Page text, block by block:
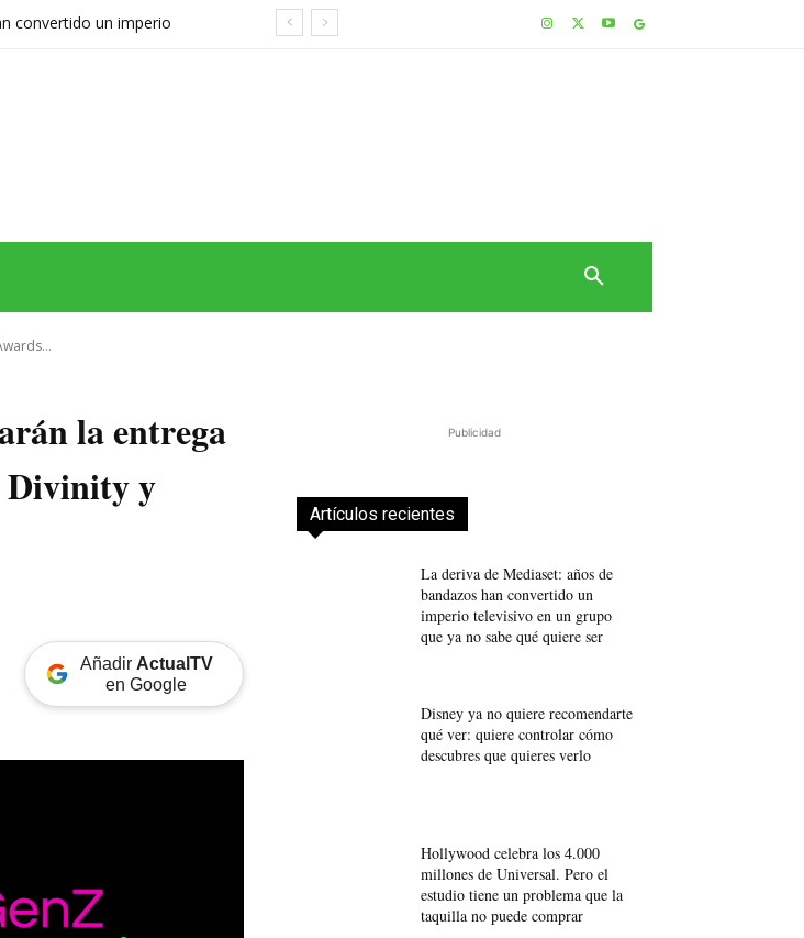
convertido un imperio
la entrega
Divinity y
Añadir ActualTV
en Google
Publicidad
Artículos recientes
La deriva de Mediaset: años de
bandazos han convertido un
imperio televisivo en un grupo
que ya no sabe qué quiere ser
Disney ya no quiere recomendarte
qué ver: quiere controlar cómo
descubres que quieres verlo
Hollywood celebra los 4.000
millones de Universal. Pero el
estudio tiene un problema que la
taquilla no puede comprar